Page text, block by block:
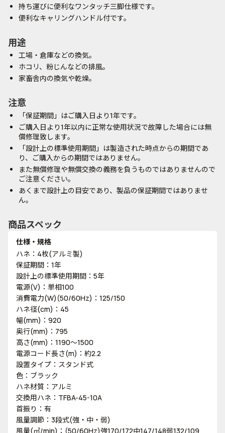
持ち運びに便利なワンタッチ三脚仕様です。
便利なキャリングハンドル付です。
用途
工場・倉庫などの換気。
ホコリ、粉じんなどの排風。
家畜舎内の換気や乾燥。
注意
「保証期間」はご購入日より1年です。
ご購入日より1年以内に正常な使用状況で故障した場合には無
償修理致します。
「設計上の標準使用期間」は製造された時点からの期間であ
り、ご購入からの期間ではありません。
また無償修理や無償交換の義務を負うものではありませんので
ご注意ください。
あくまで設計上の目安であり、製品の保証期間ではありませ
ん。
商品スペック
仕様・規格
ハネ：4枚(アルミ製)
保証期間：1年
設計上の標準使用期間：5年
電源(V)：単相100
消費電力(W)(50/60Hz)：125/150
ハネ径(cm)：45
幅(mm)：920
奥行(mm)：795
高さ(mm)：1190～1500
電源コード長さ(m)：約2.2
設置タイプ：スタンド式
色：ブラック
ハネ材質：アルミ
交換用ハネ：TFBA-45-10A
首振り：有
風量調節：3段式(強・中・弱)
風量(㎥/min)：(50/60Hz)強170/172中147/148弱132/109